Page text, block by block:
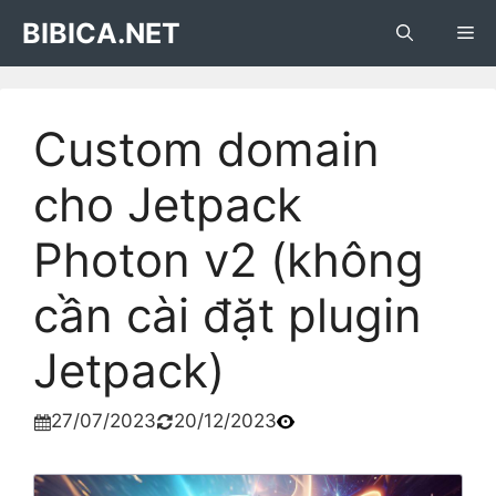
content
BIBICA.NET
Custom domain
cho Jetpack
Photon v2 (không
cần cài đặt plugin
Jetpack)
27/07/202320/12/2023